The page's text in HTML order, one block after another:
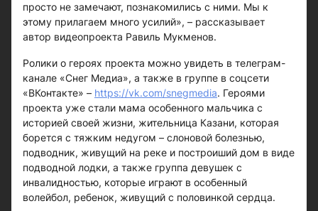
просто не замечают, познакомились с ними. Мы к
этому прилагаем много усилий», – рассказывает
автор видеопроекта Равиль Мукменов.
Ролики о героях проекта можно увидеть в телеграм-
канале «Снег Медиа», а также в группе в соцсети
«ВКонтакте» – https://vk.com/snegmedia. Героями
проекта уже стали мама особенного мальчика с
историей своей жизни, жительница Казани, которая
борется с тяжким недугом – слоновой болезнью,
подводник, живущий на реке и построиший дом в виде
подводной лодки, а также группа девушек с
инвалидностью, которые играют в особенный
волейбол, ребенок, живущий с половинкой сердца.